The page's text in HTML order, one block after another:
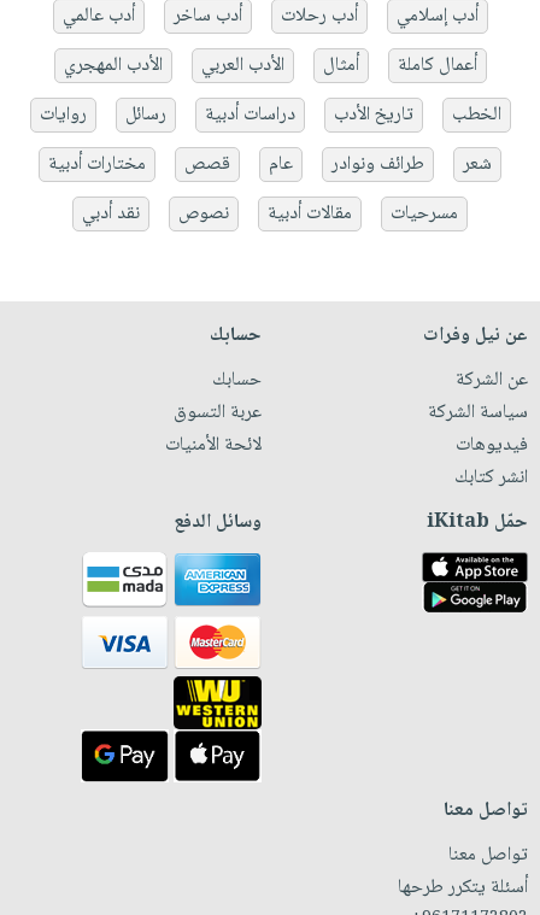
أدب إسلامي أدب رحلات أدب ساخر
أدب عالمي
أعمال كاملة
أمثال الأدب العربي
الأدب المهجري
الخطب
تاريخ الأدب دراسات أدبية رسائل
روايات
شعر
طرائف ونوادر عام قصص
مختارات أدبية
مسرحيات
مقالات أدبية نصوص نقد أدبي
عن نيل وفرات
عن الشركة
سياسة الشركة
فيديوهات
انشر كتابك
حسابك
حسابك
عربة التسوق
لائحة الأمنيات
حمّل iKitab وسائل الدفع
تواصل معنا
تواصل معنا
أسئلة يتكرر طرحها